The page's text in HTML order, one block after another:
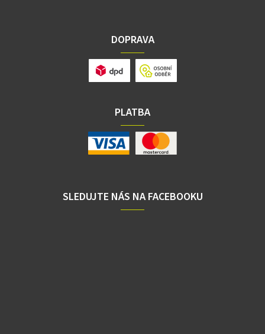
DOPRAVA
PLATBA
SLEDUJTE NÁS NA FACEBOOKU